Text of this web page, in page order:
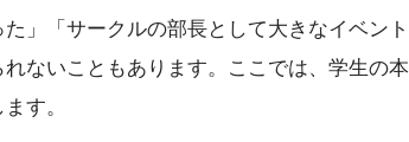
」「サークルの部長として大きなイベント
ないこともあります。ここでは、学生の本
す。